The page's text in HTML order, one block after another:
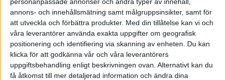
annons- och innehållsmätning samt målgruppsinsikter, samt för
att utveckla och förbättra produkter. Med din tillåtelse kan vi och
våra leverantörer använda exakta uppgifter om geografisk
positionering och identifiering via skanning av enheten. Du kan
klicka för att godkänna vår och våra leverantörers
uppgiftsbehandling enligt beskrivningen ovan. Alternativt kan du
få åtkomst till mer detaljerad information och ändra dina
betalar in hennes A-skatt och
arbetsgivaravgifter, lämnar kontrolluppgifter. Är
egentligen inga konstigheter, men det är bra att
ha det på papper så du inte tycker att
semesterersättning ingå och hon vill ha ut
ytterliggare 12% i slutet av året 🙂